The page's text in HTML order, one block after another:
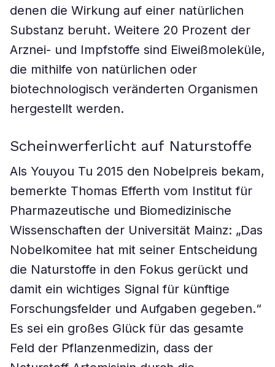
denen die Wirkung auf einer natürlichen
Substanz beruht. Weitere 20 Prozent der
Arznei- und Impfstoffe sind Eiweißmoleküle,
die mithilfe von natürlichen oder
biotechnologisch veränderten Organismen
hergestellt werden.
Scheinwerferlicht auf Naturstoffe
Als Youyou Tu 2015 den Nobelpreis bekam,
bemerkte Thomas Efferth vom Institut für
Pharmazeutische und Biomedizinische
Wissenschaften der Universität Mainz: „Das
Nobelkomitee hat mit seiner Entscheidung
die Naturstoffe in den Fokus gerückt und
damit ein wichtiges Signal für künftige
Forschungsfelder und Aufgaben gegeben.“
Es sei ein großes Glück für das gesamte
Feld der Pflanzenmedizin, dass der